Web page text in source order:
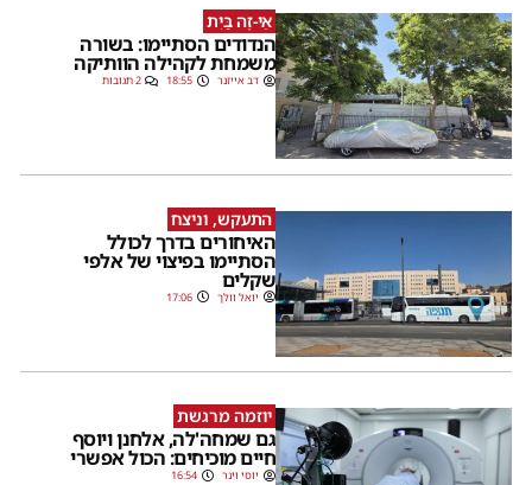
אֵי-זֶה בַּיִת
הנדודים הסתיימו: בשורה
משמחת לקהילה הוותיקה
דב אייזנר 18:55 2 תגובות
התעקש, וניצח
האיחורים בדרך לכולל
הסתיימו בפיצוי של אלפי
שקלים
יואל וולך 17:06
יוזמה מרגשת
גם שמחה'לה, אלחנן ויוסף
חיים מוכיחים: הכול אפשרי
יוסי וינר 16:54